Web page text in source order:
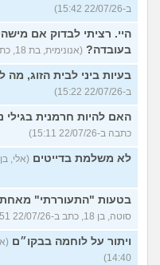
ב-22/07/26 15:42)
היי. רציתי לבדוק אם
בעובדה? (אנונימית, בת 18, כתבה ב-22/07/26 15:31)
בעיות ביני לבית הזוג, מה
ב-22/07/26 15:22)
האם להיות חרמנית בגילי
כתבה ב-22/07/26 15:11)
לא משלמת בדייטים (אלי, בן 29, כתב ב-22/07/26 15:00)
בטעות "התעוררתי"
סוטה, בן 18, כתב ב-22/07/26 14:51)
ויתור על לוחמה בבקו״ם
14:40)